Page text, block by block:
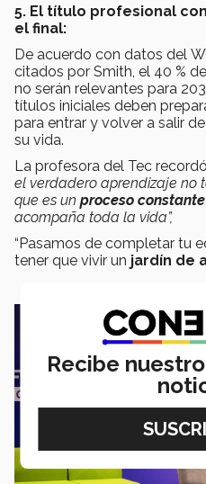
5. El título profesional
el final:
De acuerdo con datos del
citados por Smith, el 40 %
no serán relevantes para
títulos iniciales deben
para entrar y volver a salir
su vida.
La profesora del Tec
el verdadero aprendizaje no
que es un proceso
acompaña toda la vida”,
“Pasamos de completar tu
tener que vivir un jardín de
Recibe